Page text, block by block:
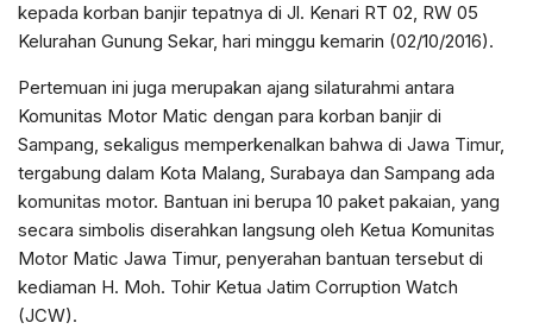
kepada korban banjir tepatnya di Jl. Kenari RT 02, RW 05
Kelurahan Gunung Sekar, hari minggu kemarin (02/10/2016).
Pertemuan ini juga merupakan ajang silaturahmi antara
Komunitas Motor Matic dengan para korban banjir di
Sampang, sekaligus memperkenalkan bahwa di Jawa Timur,
tergabung dalam Kota Malang, Surabaya dan Sampang ada
komunitas motor. Bantuan ini berupa 10 paket pakaian, yang
secara simbolis diserahkan langsung oleh Ketua Komunitas
Motor Matic Jawa Timur, penyerahan bantuan tersebut di
kediaman H. Moh. Tohir Ketua Jatim Corruption Watch
(JCW).